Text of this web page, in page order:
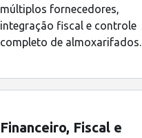
múltiplos fornecedores,
integração fiscal e controle
completo de almoxarifados.
Financeiro, Fiscal e